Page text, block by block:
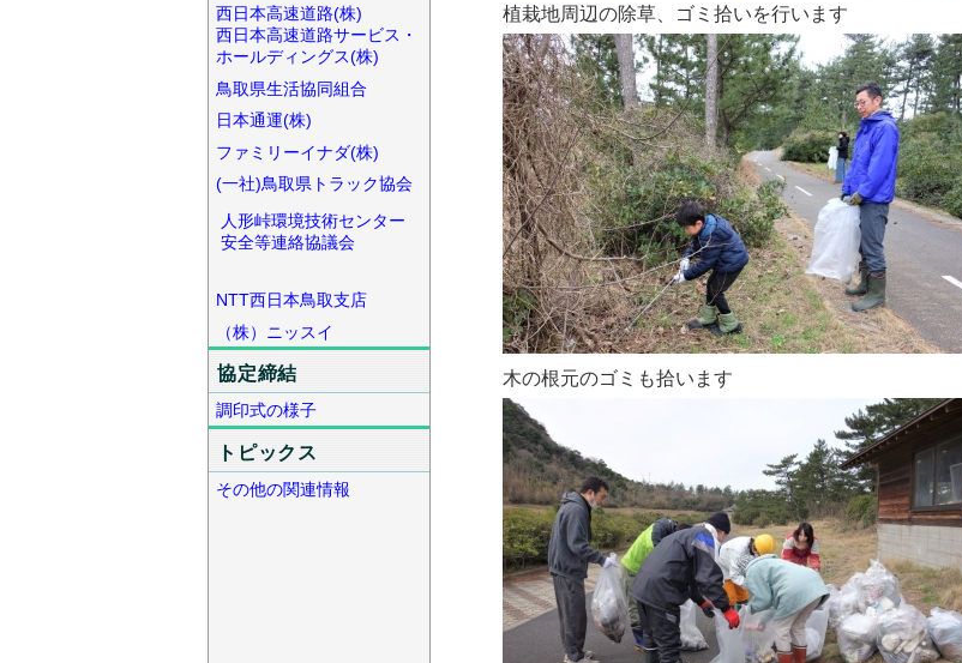
西日本高速道路(株)
西日本高速道路サービス・
ホールディングス(株)
鳥取県生活協同組合
日本通運(株)
ファミリーイナダ(株)
(一社)鳥取県トラック協会
人形峠環境技術センター
安全等連絡協議会
NTT西日本鳥取支店
（株）ニッスイ
協定締結
調印式の様子
トピックス
その他の関連情報
植栽地周辺の除草、ゴミ拾いを行います
木の根元のゴミも拾います